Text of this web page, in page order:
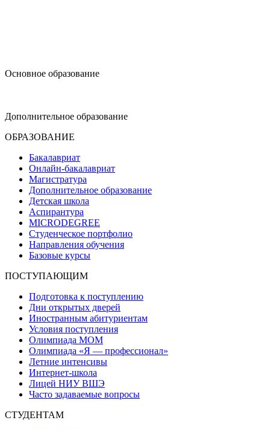
Основное образование
Дополнительное образование
ОБРАЗОВАНИЕ
Бакалавриат
Онлайн-бакалавриат
Магистратура
Дополнительное образование
Детская школа
Аспирантура
MICRODEGREE
Студенческое портфолио
Направления обучения
Базовые курсы
ПОСТУПАЮЩИМ
Подготовка к поступлению
Дни открытых дверей
Иностранным абитуриентам
Условия поступления
Олимпиада МОМ
Олимпиада «Я — профессионал»
Летние интенсивы
Интернет-школа
Лицей НИУ ВШЭ
Часто задаваемые вопросы
СТУДЕНТАМ